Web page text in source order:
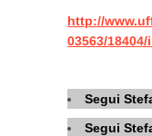
http://
03563/
Segui
Segui